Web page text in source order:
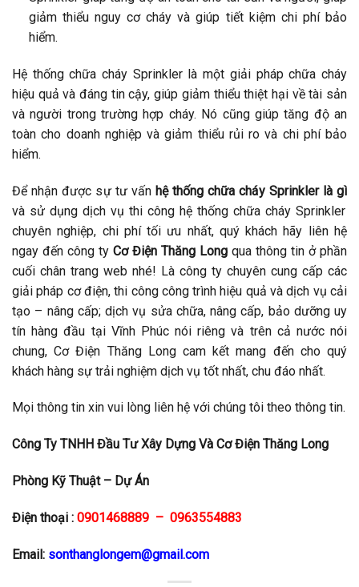
giảm thiểu nguy cơ cháy và giúp tiết kiệm chi phí bảo
hiểm.
Hệ thống chữa cháy Sprinkler là một giải pháp chữa cháy
hiệu quả và đáng tin cậy, giúp giảm thiểu thiệt hại về tài sản
và người trong trường hợp cháy. Nó cũng giúp tăng độ an
toàn cho doanh nghiệp và giảm thiểu rủi ro và chi phí bảo
hiểm.
Để nhận được sự tư vấn hệ thống chữa cháy Sprinkler là gì
và sử dụng dịch vụ thi công hệ thống chữa cháy Sprinkler
chuyên nghiệp, chi phí tối ưu nhất, quý khách hãy liên hệ
ngay đến công ty Cơ Điện Thăng Long qua thông tin ở phần
cuối chân trang web nhé! Là công ty chuyên cung cấp các
giải pháp cơ điện, thi công công trình hiệu quả và dịch vụ cải
tạo – nâng cấp; dịch vụ sửa chữa, nâng cấp, bảo dưỡng uy
tín hàng đầu tại Vĩnh Phúc nói riêng và trên cả nước nói
chung, Cơ Điện Thăng Long cam kết mang đến cho quý
khách hàng sự trải nghiệm dịch vụ tốt nhất, chu đáo nhất.
Mọi thông tin xin vui lòng liên hệ với chúng tôi theo thông tin.
Công Ty TNHH Đầu Tư Xây Dựng Và Cơ Điện Thăng Long
Phòng Kỹ Thuật – Dự Án
Điện thoại : 0901468889 – 0963554883
Email: sonthanglongem@gmail.com